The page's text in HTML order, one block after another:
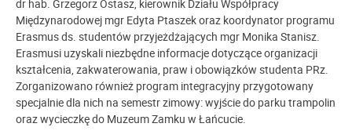
dr hab. Grzegorz Ostasz, kierownik Działu Współpracy
Międzynarodowej mgr Edyta Ptaszek oraz koordynator programu
Erasmus ds. studentów przyjeżdżających mgr Monika Stanisz.
Erasmusi uzyskali niezbędne informacje dotyczące organizacji
kształcenia, zakwaterowania, praw i obowiązków studenta PRz.
Zorganizowano również program integracyjny przygotowany
specjalnie dla nich na semestr zimowy: wyjście do parku trampolin
oraz wycieczkę do Muzeum Zamku w Łańcucie.